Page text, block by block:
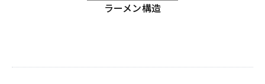
ラーメン構造